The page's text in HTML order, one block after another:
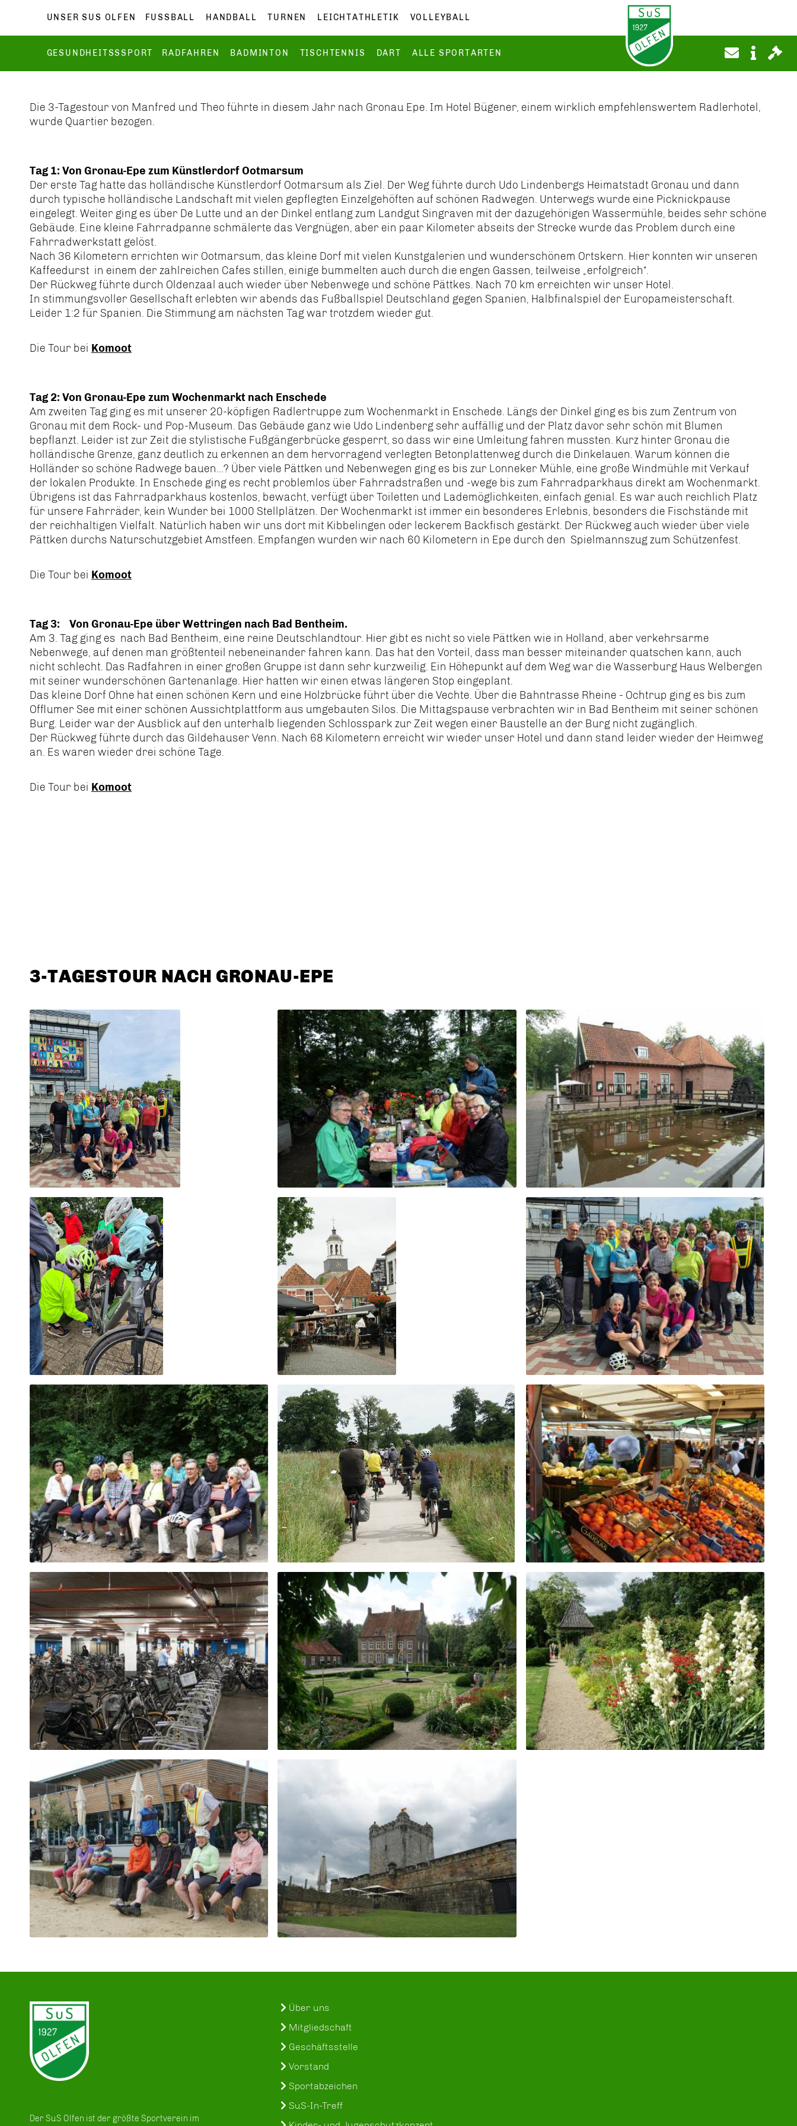
UNSER SUS OLFEN FUSSBALL HANDBALL TURNEN LEICHTATHLETIK VOLLEYBALL
GESUNDHEITSSSPORT RADFAHREN BADMINTON TISCHTENNIS DART ALLE SPORTARTEN
Die 3-Tagestour von Manfred und Theo führte in diesem Jahr nach Gronau Epe. Im Hotel Bügener, einem wirklich empfehlenswertem Radlerhotel,
wurde Quartier bezogen.
Tag 1: Von Gronau-Epe zum Künstlerdorf Ootmarsum
Der erste Tag hatte das holländische Künstlerdorf Ootmarsum als Ziel. Der Weg führte durch Udo Lindenbergs Heimatstadt Gronau und dann
durch typische holländische Landschaft mit vielen gepflegten Einzelgehöften auf schönen Radwegen. Unterwegs wurde eine Picknickpause
eingelegt. Weiter ging es über De Lutte und an der Dinkel entlang zum Landgut Singraven mit der dazugehörigen Wassermühle, beides sehr schöne
Gebäude. Eine kleine Fahrradpanne schmälerte das Vergnügen, aber ein paar Kilometer abseits der Strecke wurde das Problem durch eine
Fahrradwerkstatt gelöst.
Nach 36 Kilometern errichten wir Ootmarsum, das kleine Dorf mit vielen Kunstgalerien und wunderschönem Ortskern. Hier konnten wir unseren
Kaffeedurst in einem der zahlreichen Cafes stillen, einige bummelten auch durch die engen Gassen, teilweise „erfolgreich“.
Der Rückweg führte durch Oldenzaal auch wieder über Nebenwege und schöne Pättkes. Nach 70 km erreichten wir unser Hotel.
In stimmungsvoller Gesellschaft erlebten wir abends das Fußballspiel Deutschland gegen Spanien, Halbfinalspiel der Europameisterschaft.
Leider 1:2 für Spanien. Die Stimmung am nächsten Tag war trotzdem wieder gut.
Die Tour bei Komoot
Tag 2: Von Gronau-Epe zum Wochenmarkt nach Enschede
Am zweiten Tag ging es mit unserer 20-köpfigen Radlertruppe zum Wochenmarkt in Enschede. Längs der Dinkel ging es bis zum Zentrum von
Gronau mit dem Rock- und Pop-Museum. Das Gebäude ganz wie Udo Lindenberg sehr auffällig und der Platz davor sehr schön mit Blumen
bepflanzt. Leider ist zur Zeit die stylistische Fußgängerbrücke gesperrt, so dass wir eine Umleitung fahren mussten. Kurz hinter Gronau die
holländische Grenze, ganz deutlich zu erkennen an dem hervorragend verlegten Betonplattenweg durch die Dinkelauen. Warum können die
Holländer so schöne Radwege bauen...? Über viele Pättken und Nebenwegen ging es bis zur Lonneker Mühle, eine große Windmühle mit Verkauf
der lokalen Produkte. In Enschede ging es recht problemlos über Fahrradstraßen und -wege bis zum Fahrradparkhaus direkt am Wochenmarkt.
Übrigens ist das Fahrradparkhaus kostenlos, bewacht, verfügt über Toiletten und Lademöglichkeiten, einfach genial. Es war auch reichlich Platz
für unsere Fahrräder, kein Wunder bei 1000 Stellplätzen. Der Wochenmarkt ist immer ein besonderes Erlebnis, besonders die Fischstände mit
der reichhaltigen Vielfalt. Natürlich haben wir uns dort mit Kibbelingen oder leckerem Backfisch gestärkt. Der Rückweg auch wieder über viele
Pättken durchs Naturschutzgebiet Amstfeen. Empfangen wurden wir nach 60 Kilometern in Epe durch den Spielmannszug zum Schützenfest.
Die Tour bei Komoot
Tag 3: Von Gronau-Epe über Wettringen nach Bad Bentheim.
Am 3. Tag ging es nach Bad Bentheim, eine reine Deutschlandtour. Hier gibt es nicht so viele Pättken wie in Holland, aber verkehrsarme
Nebenwege, auf denen man größtenteil nebeneinander fahren kann. Das hat den Vorteil, dass man besser miteinander quatschen kann, auch
nicht schlecht. Das Radfahren in einer großen Gruppe ist dann sehr kurzweilig. Ein Höhepunkt auf dem Weg war die Wasserburg Haus Welbergen
mit seiner wunderschönen Gartenanlage. Hier hatten wir einen etwas längeren Stop eingeplant.
Das kleine Dorf Ohne hat einen schönen Kern und eine Holzbrücke führt über die Vechte. Über die Bahntrasse Rheine - Ochtrup ging es bis zum
Offlumer See mit einer schönen Aussichtplattform aus umgebauten Silos. Die Mittagspause verbrachten wir in Bad Bentheim mit seiner schönen
Burg. Leider war der Ausblick auf den unterhalb liegenden Schlosspark zur Zeit wegen einer Baustelle an der Burg nicht zugänglich.
Der Rückweg führte durch das Gildehauser Venn. Nach 68 Kilometern erreicht wir wieder unser Hotel und dann stand leider wieder der Heimweg
an. Es waren wieder drei schöne Tage.
Die Tour bei Komoot
3-TAGESTOUR NACH GRONAU-EPE
Der SuS Olfen ist der größte Sportverein im
Über uns
Mitgliedschaft
Geschäftsstelle
Vorstand
Sportabzeichen
SuS-In-Treff